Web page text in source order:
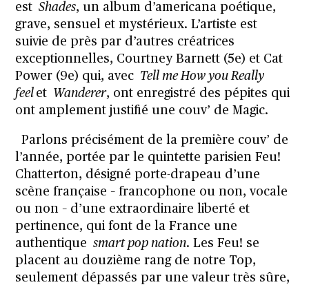
estShades, un album d’americana poétique,
grave, sensuel et mystérieux. L’artiste est
suivie de près par d’autres créatrices
exceptionnelles, Courtney Barnett (5e) et Cat
Power (9e) qui, avec Tell me How you Really
feel et Wanderer, ont enregistré des pépites qui
ont amplement justifié une couv’ de Magic.
Parlons précisément de la première couv’ de
l’année, portée par le quintette parisien Feu!
Chatterton, désigné porte-drapeau d’une
scène française – francophone ou non, vocale
ou non – d’une extraordinaire liberté et
pertinence, qui font de la France une
authentiquesmart pop nation. Les Feu! se
placent au douzième rang de notre Top,
seulement dépassés par une valeur très sûre,